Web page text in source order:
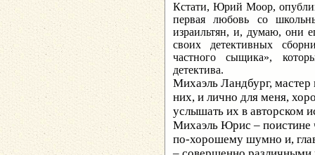
Кстати, Юрий Моор,
первая любовь со
израильтян, и, думаю, они
своих детективных
частного сыщика»,
детектива.
Михаэль Ландбург, мастер
них, и лично для меня,
услышать их в авторском
Михаэль Юрис – поистине
по-хорошему шумно и,